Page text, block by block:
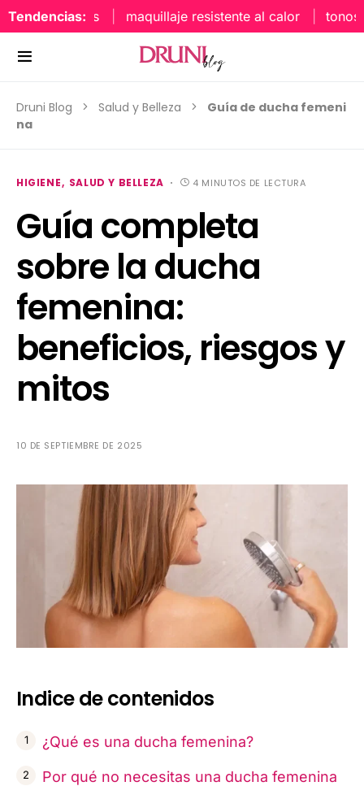
Tendencias: maquillaje resistente al calor tonos
Druni Blog Salud y Belleza
Guía de ducha femeni
na
HIGIENE SALUD Y BELLEZA 4 MINUTOS DE LECTURA
Guía completa
sobre la ducha
femenina:
beneficios, riesgos y
mitos
10 DE SEPTIEMBRE DE 2025
Indice de contenidos
¿Qué es una ducha femenina?
Por qué no necesitas una ducha femenina